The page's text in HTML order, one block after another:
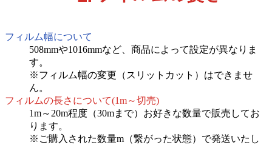
フィルム幅について
508mmや1016mmなど、商品によって設定が異なりま
す。
※フィルム幅の変更（スリットカット）はできませ
ん。
フィルムの長さについて(1m～切売)
1m～20m程度（30mまで）お好きな数量で販売してお
ります。
※ご購入された数量m（繋がった状態）で発送いたし